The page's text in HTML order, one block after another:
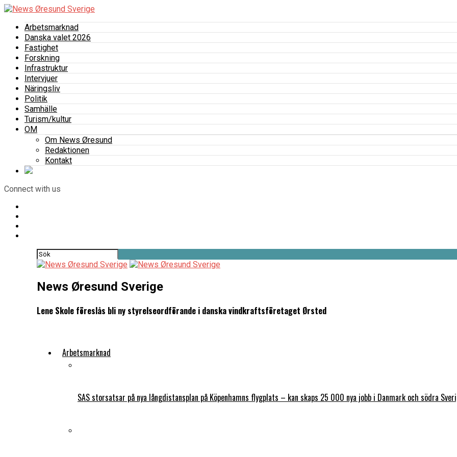
Arbetsmarknad
Danska valet 2026
Fastighet
Forskning
Infrastruktur
Intervjuer
Näringsliv
Politik
Samhälle
Turism/kultur
OM
Om News Øresund
Redaktionen
Kontakt
Connect with us
News Øresund Sverige
Lene Skole föreslås bli ny styrelseordförande i danska vindkraftsföretaget Ørsted
Arbetsmarknad
SAS storsatsar på nya långdistansplan på Köpenhamns flygplats – kan skaps 25 000 nya jobb i Danmark och södra